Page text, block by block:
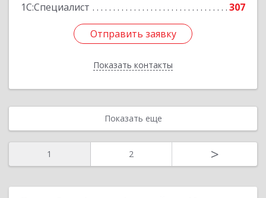
1С:Специалист
307
Отправить заявку
Показать контакты
Отправить заявку
Назад
Показать еще
1 2 >